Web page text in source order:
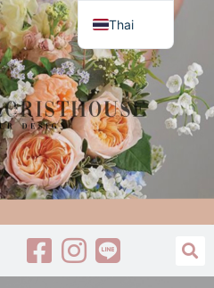
Thai
English